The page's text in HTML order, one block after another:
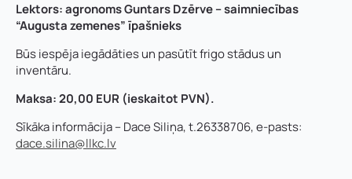
Lektors: agronoms Guntars Dzērve – saimniecības
“Augusta zemenes” īpašnieks
Būs iespēja iegādāties un pasūtīt frigo stādus un
inventāru.
Maksa: 20,00 EUR (ieskaitot PVN).
Sīkāka informācija – Dace Siliņa, t.26338706, e-pasts:
dace.silina@llkc.lv